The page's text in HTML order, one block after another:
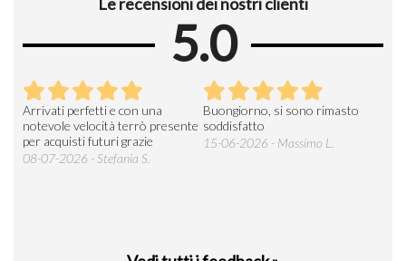
5.0
Arrivati perfetti e con una
notevole velocità terrò presente
per acquisti futuri grazie
08-07-2026 - Stefania S.
Buongiorno, si sono rimasto
soddisfatto
15-06-2026 - Massimo L.